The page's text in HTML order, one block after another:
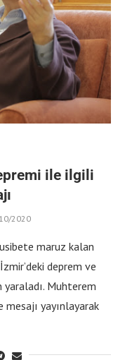
ile ilgili
2020
maruz kalan
deprem ve
yaraladı. Muhterem
yayınlayarak